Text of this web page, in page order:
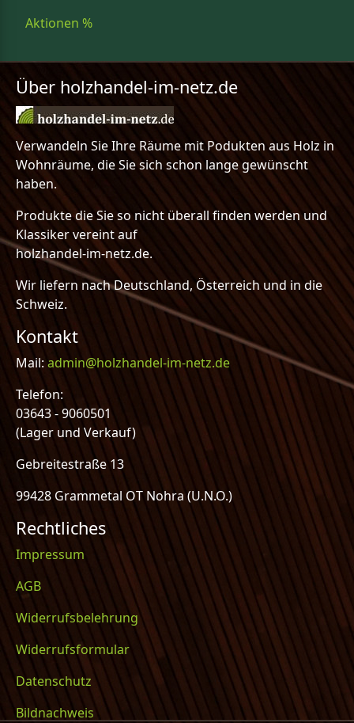
Aktionen %
Über holzhandel-im-netz.de
Verwandeln Sie Ihre Räume mit Podukten aus Holz in
Wohnräume, die Sie sich schon lange gewünscht
haben.
Produkte die Sie so nicht überall finden werden und
Klassiker vereint auf
holzhandel-im-netz.de.
Wir liefern nach Deutschland, Österreich und in die
Schweiz.
Kontakt
Mail: admin@holzhandel-im-netz.de
Telefon:
03643 - 9060501
(Lager und Verkauf)
Gebreitestraße 13
99428 Grammetal OT Nohra (U.N.O.)
Rechtliches
Impressum
AGB
Widerrufsbelehrung
Widerrufsformular
Datenschutz
Bildnachweis